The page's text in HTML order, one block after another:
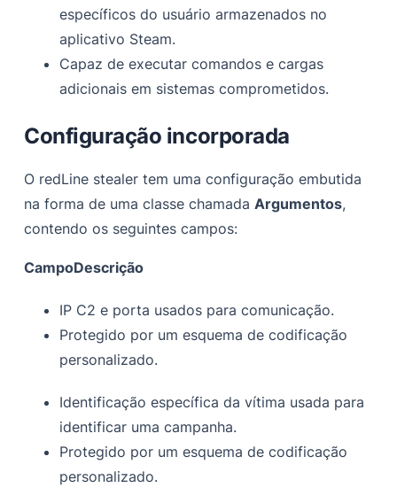
específicos do usuário armazenados no
aplicativo Steam.
Capaz de executar comandos e cargas
adicionais em sistemas comprometidos.
Configuração incorporada
O redLine stealer tem uma configuração embutida
na forma de uma classe chamadaArgumentos,
contendo os seguintes campos:
CampoDescrição
IP C2 e porta usados para comunicação.
Protegido por um esquema de codificação
personalizado.
Identificação específica da vítima usada para
identificar uma campanha.
Protegido por um esquema de codificação
personalizado.